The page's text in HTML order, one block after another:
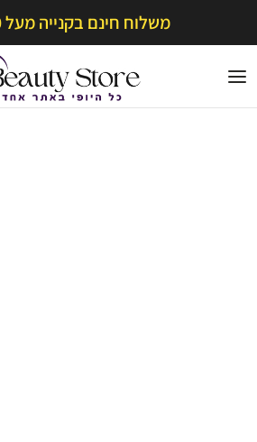
משלוח חינם בקנייה מעל 300 ש"ח